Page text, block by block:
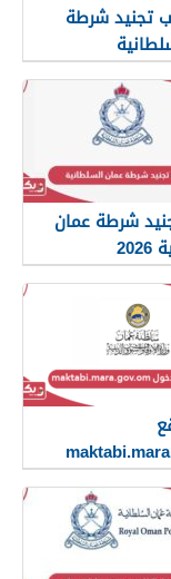
تجنيد شرطة
شرطة عمان